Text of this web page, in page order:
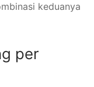
keduanya
per